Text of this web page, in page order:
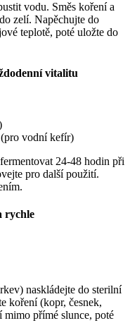
vodu. Směs koření a
zelí. Napěchujte do
teplotě, poté uložte do
vitalitu
(pro vodní kefír)
24-48 hodin při
pro další použití.
rychle
naskládejte do sterilní
koření (kopr, česnek,
mimo přímé slunce, poté